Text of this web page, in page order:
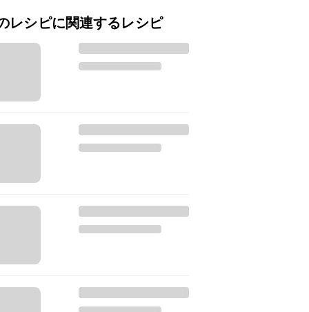
レシピに関連するレシピ